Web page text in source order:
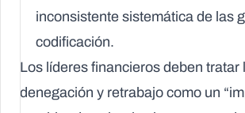
inconsistente sistemática de las
codificación.
Los líderes financieros deben tratar
denegación y retrabajo como un